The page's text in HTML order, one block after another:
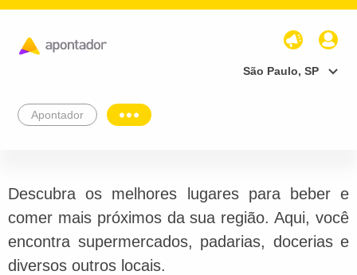
São Paulo, SP
Apontador
Descubra os melhores lugares para beber e
comer mais próximos da sua região. Aqui, você
encontra supermercados, padarias, docerias e
diversos outros locais.